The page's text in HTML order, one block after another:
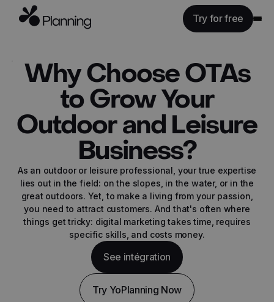
Try for free
Features
Industries
Rates
API
Resources
Login
Why Choose OTAs
to Grow Your
Outdoor and Leisure
Business?
As an outdoor or leisure professional, your true expertise
lies out in the field: on the slopes, in the water, or in the
great outdoors. Yet, to make a living from your passion,
you need to attract customers. And that's often where
things get tricky: digital marketing takes time, requires
specific skills, and costs money.
See intégration
Try YoPlanning Now